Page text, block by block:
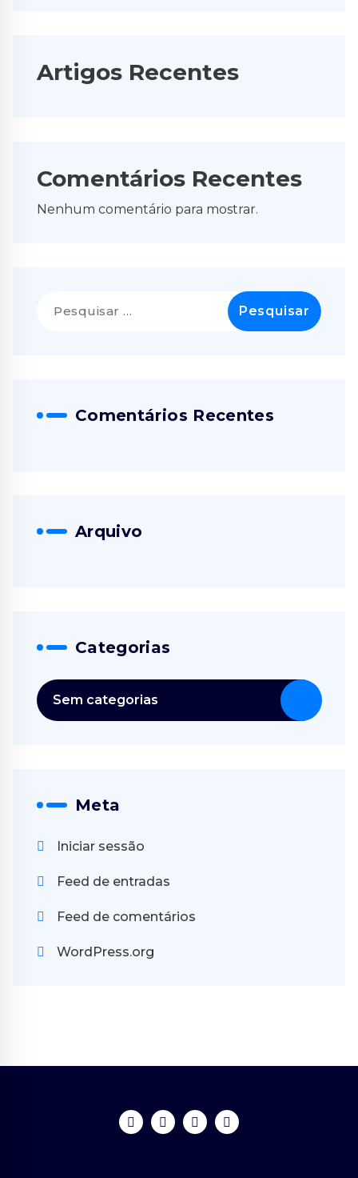
Artigos Recentes
Comentários Recentes
Nenhum comentário para mostrar.
por:
Comentários Recentes
Arquivo
Categorias
Sem categorias
Meta
Iniciar sessão
Feed de entradas
Feed de comentários
WordPress.org